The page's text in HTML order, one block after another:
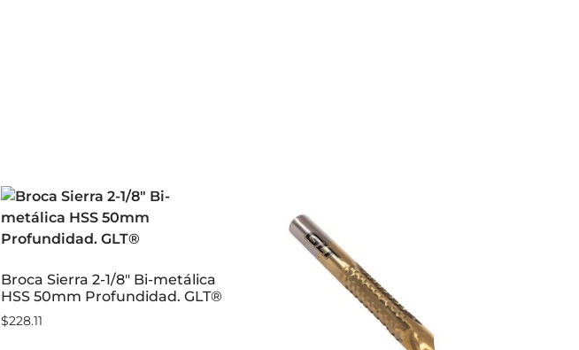
Broca Sierra 2-1/8″ Bi-metálica
HSS 50mm Profundidad. GLT®
$228.11